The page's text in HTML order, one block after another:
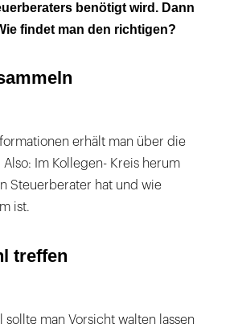
benötigt wird. Dann
findet man den richtigen?
erhält man über die
Im Kollegen- Kreis herum
Steuerberater hat und wie
ist.
treffen
sollte man Vorsicht walten lassen